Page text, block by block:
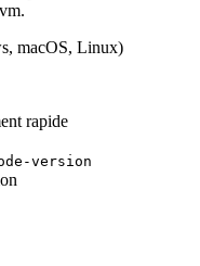
macOS, Linux)
rapide
version